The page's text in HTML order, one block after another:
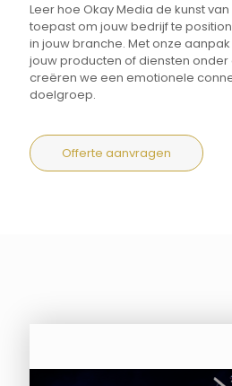
Leer hoe Okay Media de kunst
toepast om jouw bedrijf te
in jouw branche. Met onze
jouw producten of diensten
creëren we een emotionele
doelgroep.
Offerte aanvragen